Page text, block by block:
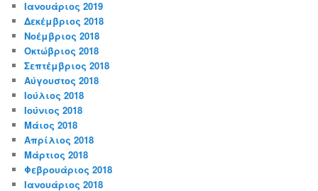
Ιανουάριος 2019
Δεκέμβριος 2018
Νοέμβριος 2018
Οκτώβριος 2018
Σεπτέμβριος 2018
Αύγουστος 2018
Ιούλιος 2018
Ιούνιος 2018
Μάιος 2018
Απρίλιος 2018
Μάρτιος 2018
Φεβρουάριος 2018
Ιανουάριος 2018